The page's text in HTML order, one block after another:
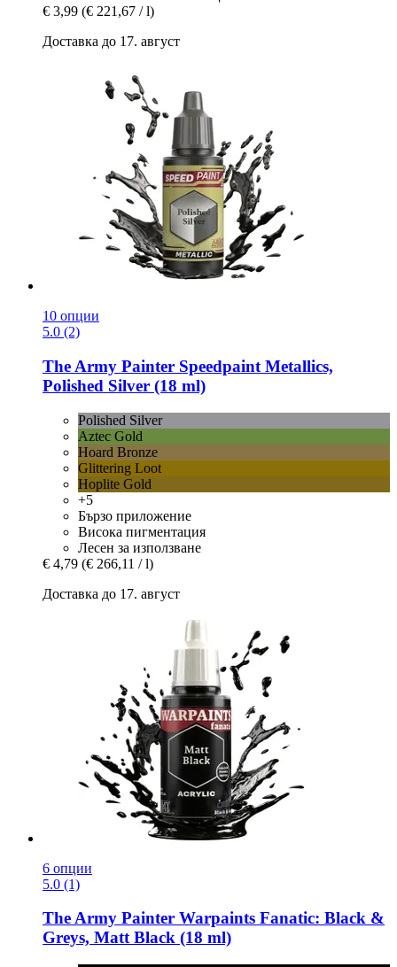
€ 3,99 (€ 221,67 / l)
Доставка до 17. август
10 опции
5.0 (2)
The Army Painter Speedpaint Metallics,
Polished Silver (18 ml)
Polished Silver
Aztec Gold
Hoard Bronze
Glittering Loot
Hoplite Gold
+5
Бързо приложение
Висока пигментация
Лесен за използване
€ 4,79 (€ 266,11 / l)
Доставка до 17. август
6 опции
5.0 (1)
The Army Painter Warpaints Fanatic: Black &
Greys, Matt Black (18 ml)